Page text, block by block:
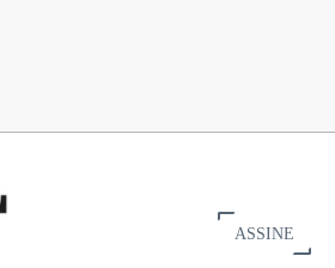
ASSINE